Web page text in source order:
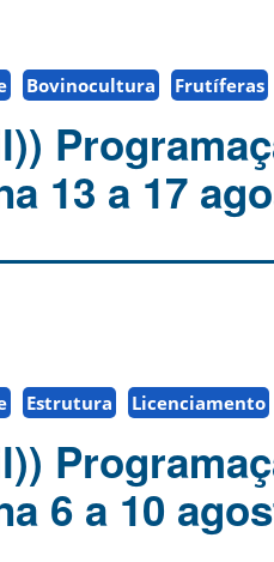
Bovinocultura Frutíferas
13 a 17
Estrutura Licenciamento
6 a 10